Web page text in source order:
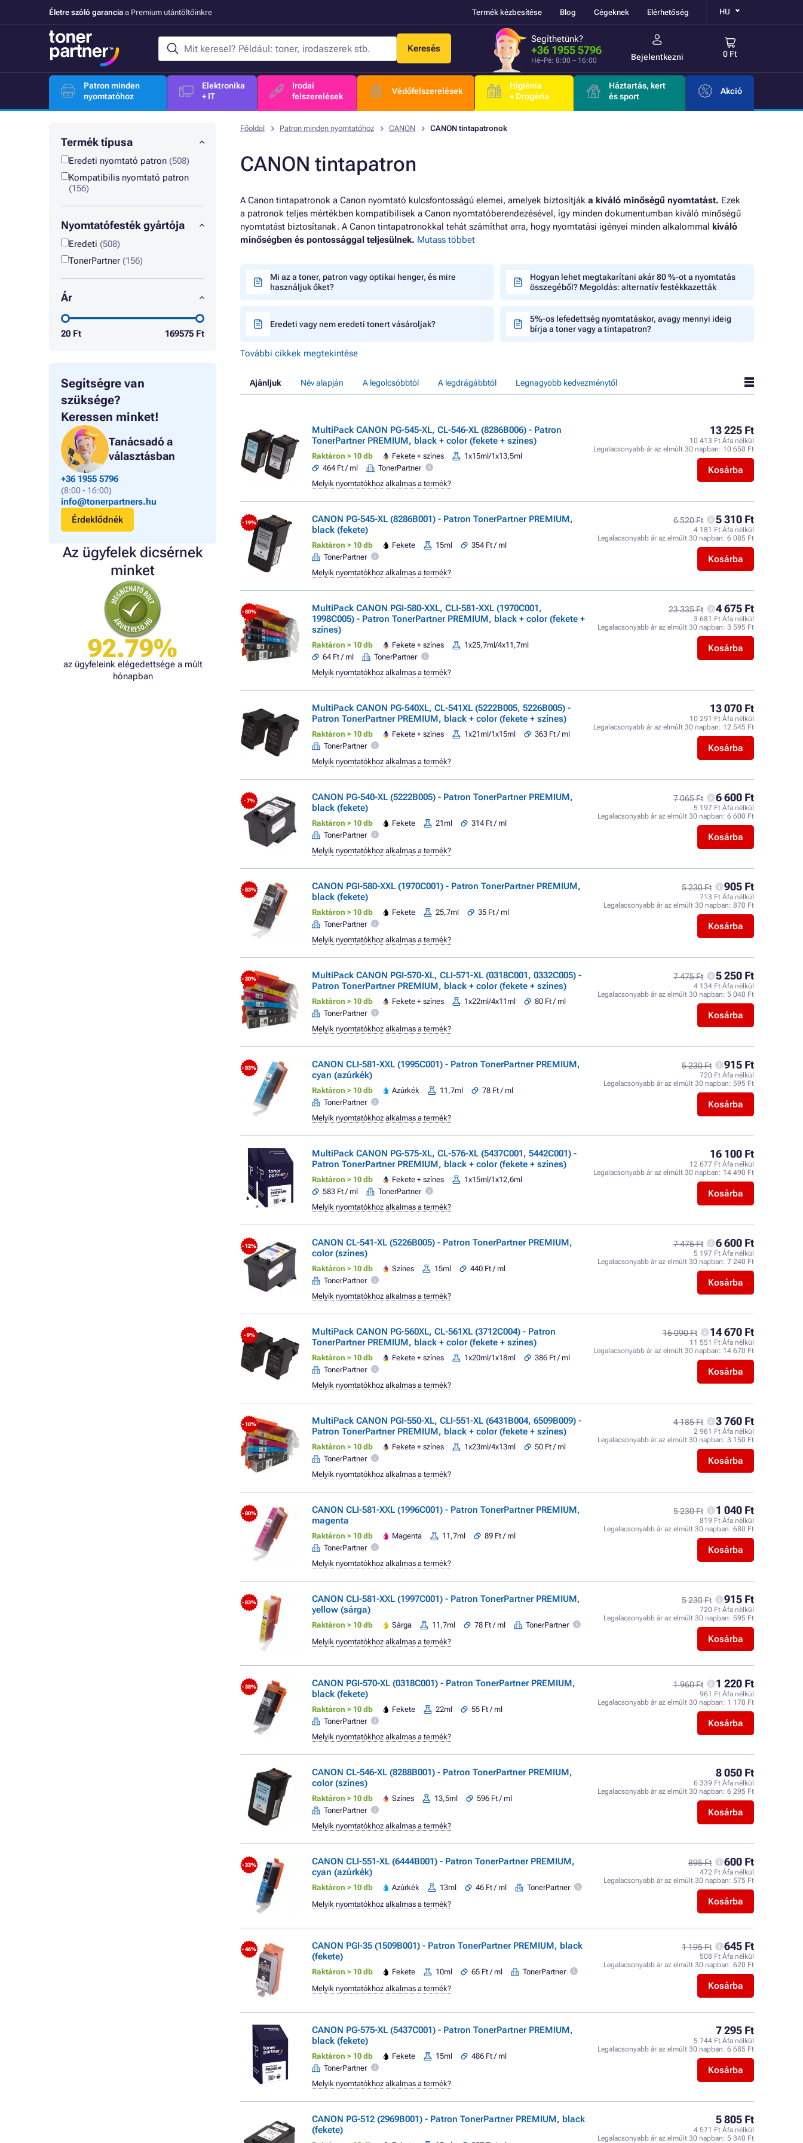
Életre szóló garancia a Premium utántöltőinkre Termék kézbesítése Blog Cégeknek Elérhetőség HU
Keresés
Segíthetünk?
+36 1955 5796
Hé–Pé: 8:00 – 16:00 Bejelentkezni 0 Ft
Patron minden
nyomtatóhoz
Elektronika
+ IT
Irodai
felszerelések
Védőfelszerelések
Higiénia
+ Drogéria
Háztartás, kert
és sport
Akció
Termék típusa
Eredeti nyomtató patron (508)
Kompatibilis nyomtató patron
(156)
Nyomtatófesték gyártója
Eredeti (508)
TonerPartner (156)
Ár
20 Ft 169575 Ft
Segítségre van
szüksége?
Keressen minket!
Tanácsadó a
választásban
+36 1955 5796
(8:00 - 16:00)
info@tonerpartners.hu
Érdeklődnék
Az ügyfelek dicsérnek
minket
92.79%
az ügyfeleink elégedettsége a múlt
hónapban
Főoldal Patron minden nyomtatóhoz CANON CANON tintapatronok
CANON tintapatron
A Canon tintapatronok a Canon nyomtató kulcsfontosságú elemei, amelyek biztosítják a kiváló minőségű nyomtatást. Ezek
a patronok teljes mértékben kompatibilisek a Canon nyomtatóberendezésével, így minden dokumentumban kiváló minőségű
nyomtatást biztosítanak. A Canon tintapatronokkal tehát számíthat arra, hogy nyomtatási igényei minden alkalommal kiváló
minőségben és pontossággal teljesülnek. Mutass többet
Mi az a toner, patron vagy optikai henger, és mire
használjuk őket?
Hogyan lehet megtakarítani akár 80 %-ot a nyomtatás
összegéből? Megoldás: alternatív festékkazetták
Eredeti vagy nem eredeti tonert vásároljak?
5%-os lefedettség nyomtatáskor, avagy mennyi ideig
bírja a toner vagy a tintapatron?
További cikkek megtekintése
Ajánljuk Név alapján A legolcsóbbtól A legdrágábbtól Legnagyobb kedvezménytől
MultiPack CANON PG-545-XL, CL-546-XL (8286B006) - Patron
TonerPartner PREMIUM, black + color (fekete + színes)
Raktáron > 10 db Fekete + színes
1x15ml/1x13,5ml
464 Ft / ml
TonerPartner
13 225 Ft
10 413 Ft Áfa nélkül
Legalacsonyabb ár az elmúlt 30 napban: 10 650 Ft
Kosárba
Melyik nyomtatókhoz alkalmas a termék?
- 19%
CANON PG-545-XL (8286B001) - Patron TonerPartner PREMIUM,
black (fekete)
Raktáron > 10 db Fekete 15ml
354 Ft / ml
TonerPartner
6 520 Ft 5 310 Ft
4 181 Ft Áfa nélkül
Legalacsonyabb ár az elmúlt 30 napban: 6 085 Ft
Kosárba
Melyik nyomtatókhoz alkalmas a termék?
- 80%
MultiPack CANON PGI-580-XXL, CLI-581-XXL (1970C001,
1998C005) - Patron TonerPartner PREMIUM, black + color (fekete +
színes)
Raktáron > 10 db Fekete + színes
1x25,7ml/4x11,7ml
64 Ft / ml
TonerPartner
23 335 Ft 4 675 Ft
3 681 Ft Áfa nélkül
Legalacsonyabb ár az elmúlt 30 napban: 3 595 Ft
Kosárba
Melyik nyomtatókhoz alkalmas a termék?
MultiPack CANON PG-540XL, CL-541XL (5222B005, 5226B005) -
Patron TonerPartner PREMIUM, black + color (fekete + színes)
Raktáron > 10 db Fekete + színes 1x21ml/1x15ml
363 Ft / ml
TonerPartner
13 070 Ft
10 291 Ft Áfa nélkül
Legalacsonyabb ár az elmúlt 30 napban: 12 545 Ft
Kosárba
Melyik nyomtatókhoz alkalmas a termék?
- 7%
CANON PG-540-XL (5222B005) - Patron TonerPartner PREMIUM,
black (fekete)
Raktáron > 10 db Fekete 21ml
314 Ft / ml
TonerPartner
7 065 Ft 6 600 Ft
5 197 Ft Áfa nélkül
Legalacsonyabb ár az elmúlt 30 napban: 6 600 Ft
Kosárba
Melyik nyomtatókhoz alkalmas a termék?
- 83%
CANON PGI-580-XXL (1970C001) - Patron TonerPartner PREMIUM,
black (fekete)
Raktáron > 10 db Fekete 25,7ml
35 Ft / ml
TonerPartner
5 230 Ft 905 Ft
713 Ft Áfa nélkül
Legalacsonyabb ár az elmúlt 30 napban: 870 Ft
Kosárba
Melyik nyomtatókhoz alkalmas a termék?
- 30%
MultiPack CANON PGI-570-XL, CLI-571-XL (0318C001, 0332C005) -
Patron TonerPartner PREMIUM, black + color (fekete + színes)
Raktáron > 10 db Fekete + színes 1x22ml/4x11ml
80 Ft / ml
TonerPartner
7 475 Ft 5 250 Ft
4 134 Ft Áfa nélkül
Legalacsonyabb ár az elmúlt 30 napban: 5 040 Ft
Kosárba
Melyik nyomtatókhoz alkalmas a termék?
- 83%
CANON CLI-581-XXL (1995C001) - Patron TonerPartner PREMIUM,
cyan (azúrkék)
Raktáron > 10 db Azúrkék 11,7ml
78 Ft / ml
TonerPartner
5 230 Ft 915 Ft
720 Ft Áfa nélkül
Legalacsonyabb ár az elmúlt 30 napban: 595 Ft
Kosárba
Melyik nyomtatókhoz alkalmas a termék?
MultiPack CANON PG-575-XL, CL-576-XL (5437C001, 5442C001) -
Patron TonerPartner PREMIUM, black + color (fekete + színes)
Raktáron > 10 db Fekete + színes
1x15ml/1x12,6ml
583 Ft / ml
TonerPartner
16 100 Ft
12 677 Ft Áfa nélkül
Legalacsonyabb ár az elmúlt 30 napban: 14 490 Ft
Kosárba
Melyik nyomtatókhoz alkalmas a termék?
- 12%
CANON CL-541-XL (5226B005) - Patron TonerPartner PREMIUM,
color (színes)
Raktáron > 10 db Színes 15ml
440 Ft / ml
TonerPartner
7 475 Ft 6 600 Ft
5 197 Ft Áfa nélkül
Legalacsonyabb ár az elmúlt 30 napban: 7 240 Ft
Kosárba
Melyik nyomtatókhoz alkalmas a termék?
- 9%
MultiPack CANON PG-560XL, CL-561XL (3712C004) - Patron
TonerPartner PREMIUM, black + color (fekete + színes)
Raktáron > 10 db Fekete + színes 1x20ml/1x18ml
386 Ft / ml
TonerPartner
16 090 Ft 14 670 Ft
11 551 Ft Áfa nélkül
Legalacsonyabb ár az elmúlt 30 napban: 14 670 Ft
Kosárba
Melyik nyomtatókhoz alkalmas a termék?
- 10%
MultiPack CANON PGI-550-XL, CLI-551-XL (6431B004, 6509B009) -
Patron TonerPartner PREMIUM, black + color (fekete + színes)
Raktáron > 10 db Fekete + színes 1x23ml/4x13ml
50 Ft / ml
TonerPartner
4 185 Ft 3 760 Ft
2 961 Ft Áfa nélkül
Legalacsonyabb ár az elmúlt 30 napban: 3 150 Ft
Kosárba
Melyik nyomtatókhoz alkalmas a termék?
- 80%
CANON CLI-581-XXL (1996C001) - Patron TonerPartner PREMIUM,
magenta
Raktáron > 10 db Magenta 11,7ml
89 Ft / ml
TonerPartner
5 230 Ft 1 040 Ft
819 Ft Áfa nélkül
Legalacsonyabb ár az elmúlt 30 napban: 680 Ft
Kosárba
Melyik nyomtatókhoz alkalmas a termék?
- 83%
CANON CLI-581-XXL (1997C001) - Patron TonerPartner PREMIUM,
yellow (sárga)
Raktáron > 10 db Sárga 11,7ml 78 Ft / ml TonerPartner
5 230 Ft 915 Ft
720 Ft Áfa nélkül
Legalacsonyabb ár az elmúlt 30 napban: 595 Ft
Kosárba
Melyik nyomtatókhoz alkalmas a termék?
- 38%
CANON PGI-570-XL (0318C001) - Patron TonerPartner PREMIUM,
black (fekete)
Raktáron > 10 db Fekete 22ml
55 Ft / ml
TonerPartner
1 960 Ft 1 220 Ft
961 Ft Áfa nélkül
Legalacsonyabb ár az elmúlt 30 napban: 1 170 Ft
Kosárba
Melyik nyomtatókhoz alkalmas a termék?
CANON CL-546-XL (8288B001) - Patron TonerPartner PREMIUM,
color (színes)
Raktáron > 10 db Színes 13,5ml
596 Ft / ml
TonerPartner
8 050 Ft
6 339 Ft Áfa nélkül
Legalacsonyabb ár az elmúlt 30 napban: 6 295 Ft
Kosárba
Melyik nyomtatókhoz alkalmas a termék?
- 33%
CANON CLI-551-XL (6444B001) - Patron TonerPartner PREMIUM,
cyan (azúrkék)
Raktáron > 10 db Azúrkék 13ml 46 Ft / ml TonerPartner
895 Ft 600 Ft
472 Ft Áfa nélkül
Legalacsonyabb ár az elmúlt 30 napban: 575 Ft
Kosárba
Melyik nyomtatókhoz alkalmas a termék?
- 46%
CANON PGI-35 (1509B001) - Patron TonerPartner PREMIUM, black
(fekete)
Raktáron > 10 db Fekete 10ml 65 Ft / ml TonerPartner
1 195 Ft 645 Ft
508 Ft Áfa nélkül
Legalacsonyabb ár az elmúlt 30 napban: 620 Ft
Kosárba
Melyik nyomtatókhoz alkalmas a termék?
CANON PG-575-XL (5437C001) - Patron TonerPartner PREMIUM,
black (fekete)
Raktáron > 10 db Fekete 15ml
486 Ft / ml
TonerPartner
7 295 Ft
5 744 Ft Áfa nélkül
Legalacsonyabb ár az elmúlt 30 napban: 6 685 Ft
Kosárba
Melyik nyomtatókhoz alkalmas a termék?
CANON PG-512 (2969B001) - Patron TonerPartner PREMIUM, black
(fekete)
5 805 Ft
4 571 Ft Áfa nélkül
Legalacsonyabb ár az elmúlt 30 napban: 5 340 Ft